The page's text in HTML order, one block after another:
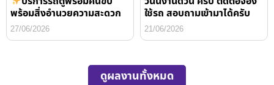
พร้อมสิ่งอำนวยความสะดวก
27/06/2026
ใช้รถ สอบถามเข้ามาได้ครับ
21/06/2026
ดูผลงานทั้งหมด